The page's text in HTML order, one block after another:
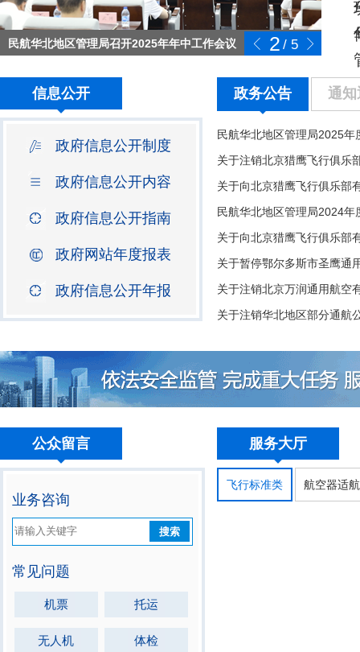
民航华北地区管理局召开2025年年中工作会议 2 / 5
信息公开
政府信息公开制度
政府信息公开内容
政府信息公开指南
政府网站年度报表
政府信息公开年报
政务公告 通知
民航华北地区管理局2025年
民航华北地区管理局2024年
关于注销华北地区部分通航
公众留言
业务咨询
搜索
常见问题
机票 托运
无人机 体检
服务大厅
飞行标准类 航空器适